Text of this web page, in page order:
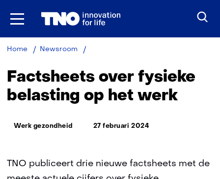
Ga
Home Newsroom
belasting
het
Factsheets over fysieke
belasting op het werk
Thema:
Werk gezondheid 27 februari 2024
TNO publiceert drie nieuwe factsheets met de